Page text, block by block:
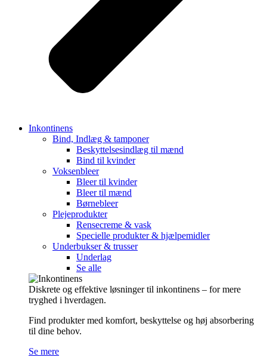
Inkontinens
Bind, Indlæg & tamponer
Beskyttelsesindlæg til mænd
Bind til kvinder
Voksenbleer
Bleer til kvinder
Bleer til mænd
Børnebleer
Plejeprodukter
Rensecreme & vask
Specielle produkter & hjælpemidler
Underbukser & trusser
Underlag
Se alle
Diskrete og effektive løsninger til inkontinens – for mere
tryghed i hverdagen.
Find produkter med komfort, beskyttelse og høj absorbering
til dine behov.
Se mere